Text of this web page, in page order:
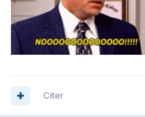
Citer